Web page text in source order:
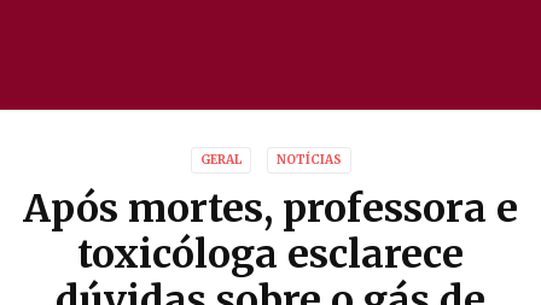
GERAL NOTÍCIAS
Após mortes, professora e
toxicóloga esclarece